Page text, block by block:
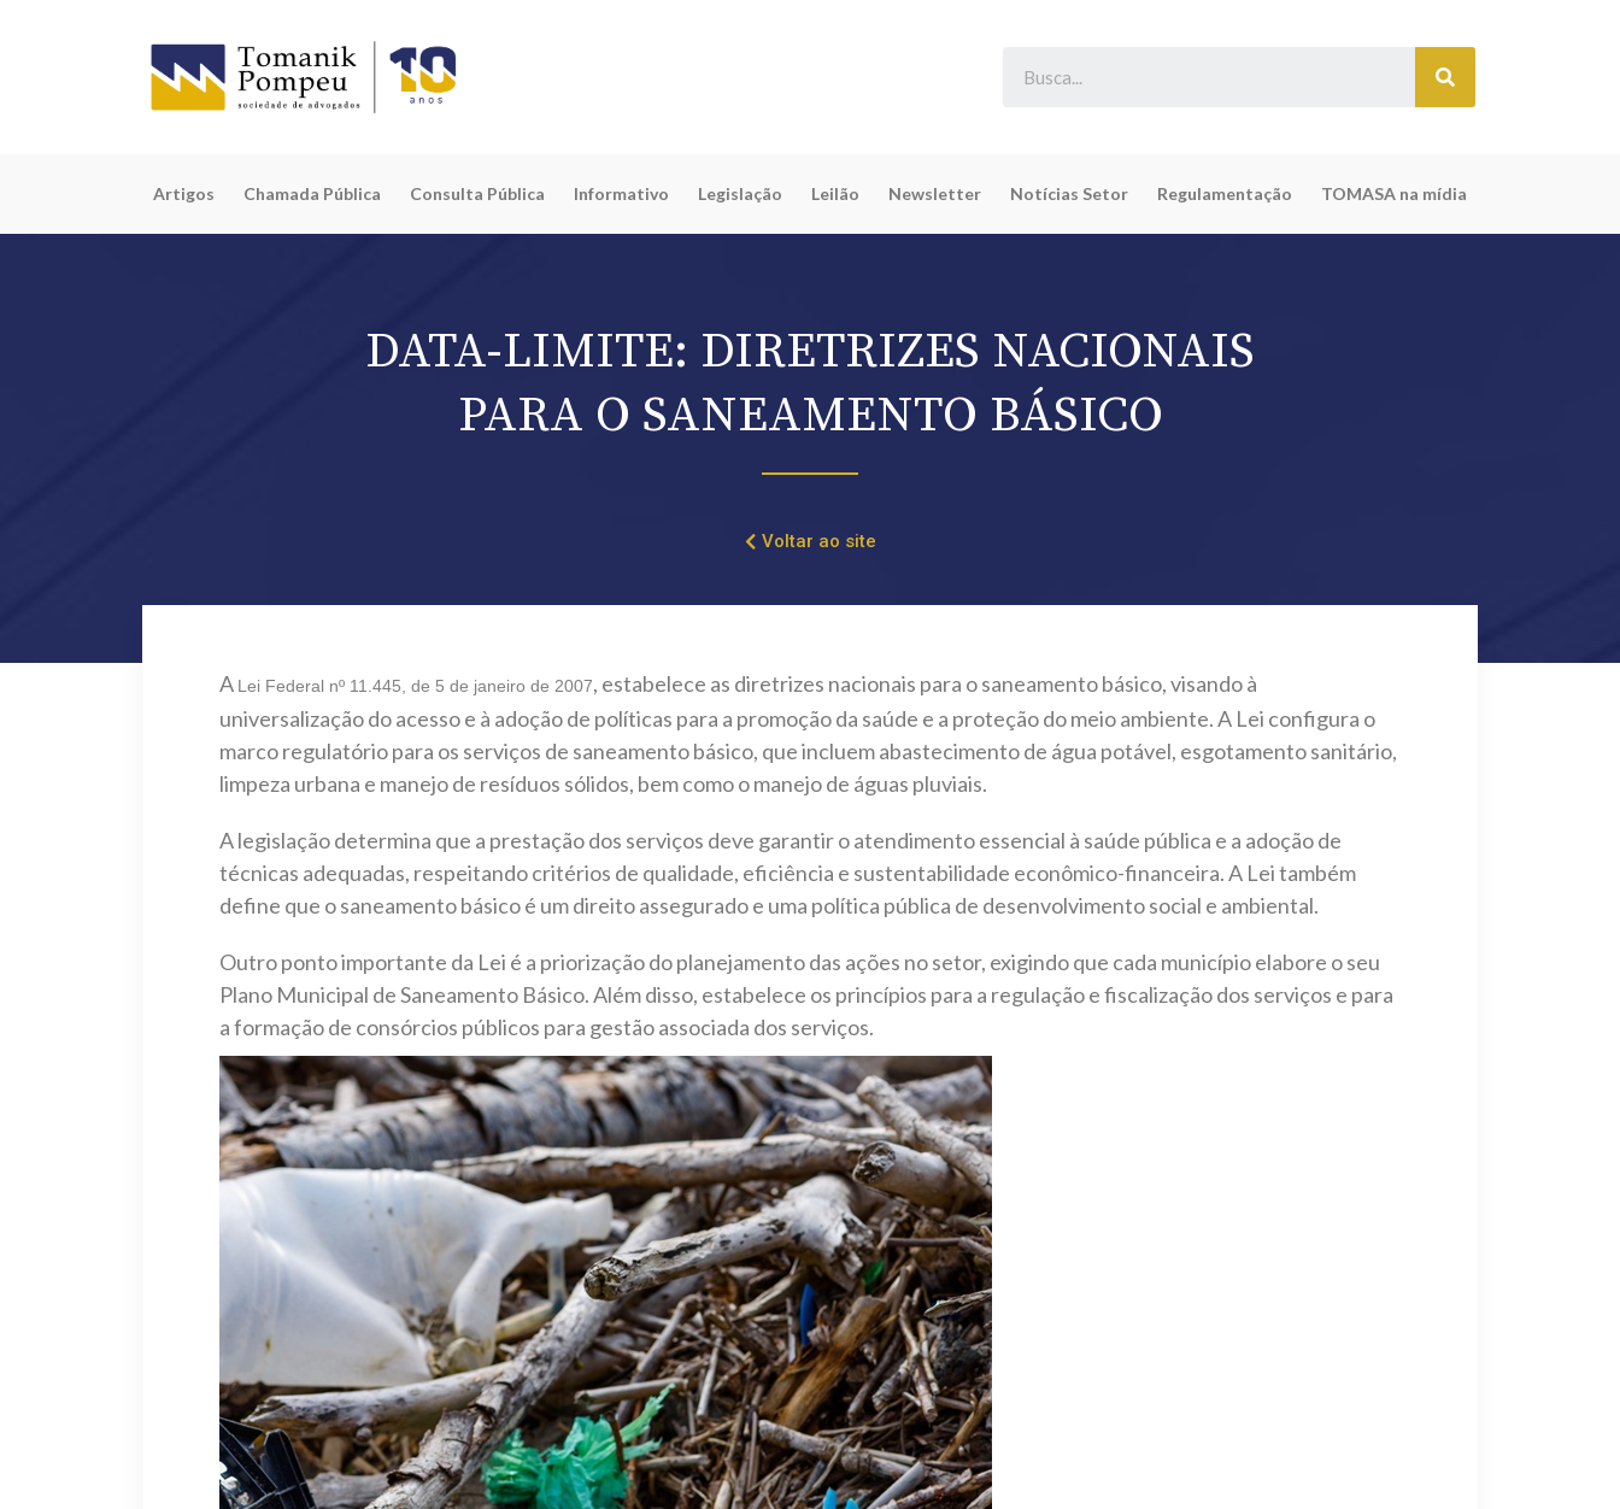
Artigos Chamada Pública Consulta Pública Informativo Legislação Leilão Newsletter Notícias Setor Regulamentação TOMASA na mídia
DATA-LIMITE: DIRETRIZES NACIONAIS
PARA O SANEAMENTO BÁSICO
Voltar ao site
A Lei Federal nº 11.445, de 5 de janeiro de 2007, estabelece as diretrizes nacionais para o saneamento básico, visando à
universalização do acesso e à adoção de políticas para a promoção da saúde e a proteção do meio ambiente. A Lei configura o
marco regulatório para os serviços de saneamento básico, que incluem abastecimento de água potável, esgotamento sanitário,
limpeza urbana e manejo de resíduos sólidos, bem como o manejo de águas pluviais.
A legislação determina que a prestação dos serviços deve garantir o atendimento essencial à saúde pública e a adoção de
técnicas adequadas, respeitando critérios de qualidade, eficiência e sustentabilidade econômico-financeira. A Lei também
define que o saneamento básico é um direito assegurado e uma política pública de desenvolvimento social e ambiental.
Outro ponto importante da Lei é a priorização do planejamento das ações no setor, exigindo que cada município elabore o seu
Plano Municipal de Saneamento Básico. Além disso, estabelece os princípios para a regulação e fiscalização dos serviços e para
a formação de consórcios públicos para gestão associada dos serviços.